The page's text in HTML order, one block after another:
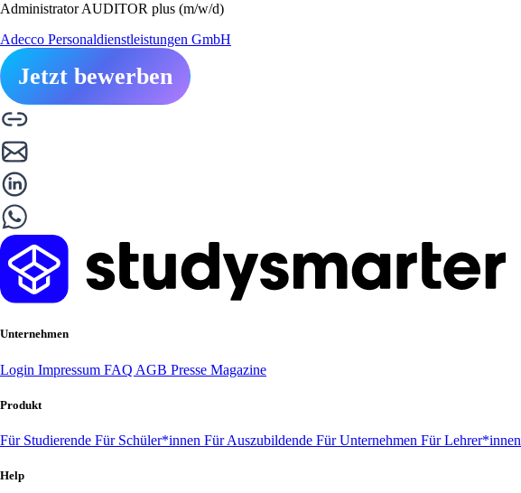
Administrator AUDITOR plus (m/w/d)
Adecco Personaldienstleistungen GmbH
Jetzt bewerben
Unternehmen
Login Impressum FAQ AGB Presse Magazine
Produkt
Für Studierende Für Schüler*innen Für Auszubildende Für Unternehmen Für Lehrer*innen
Help